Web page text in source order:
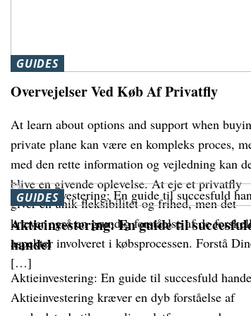
GUIDES
Overvejelser Ved Køb Af Privatfly
At learn about options and support when
private plane kan være en kompleks proces,
med den rette information og vejledning kan
blive en givende oplevelse. At eje et privatfly
giver en unik fleksibilitet og frihed, men det
kræver også en grundig forståelse af de
aspekter involveret i købsprocessen. Forstå
[…]
GUIDES
Aktieinvestering: En guide til
handel
Aktieinvestering: En guide til succesfuld
Aktieinvestering kræver en dyb forståelse af